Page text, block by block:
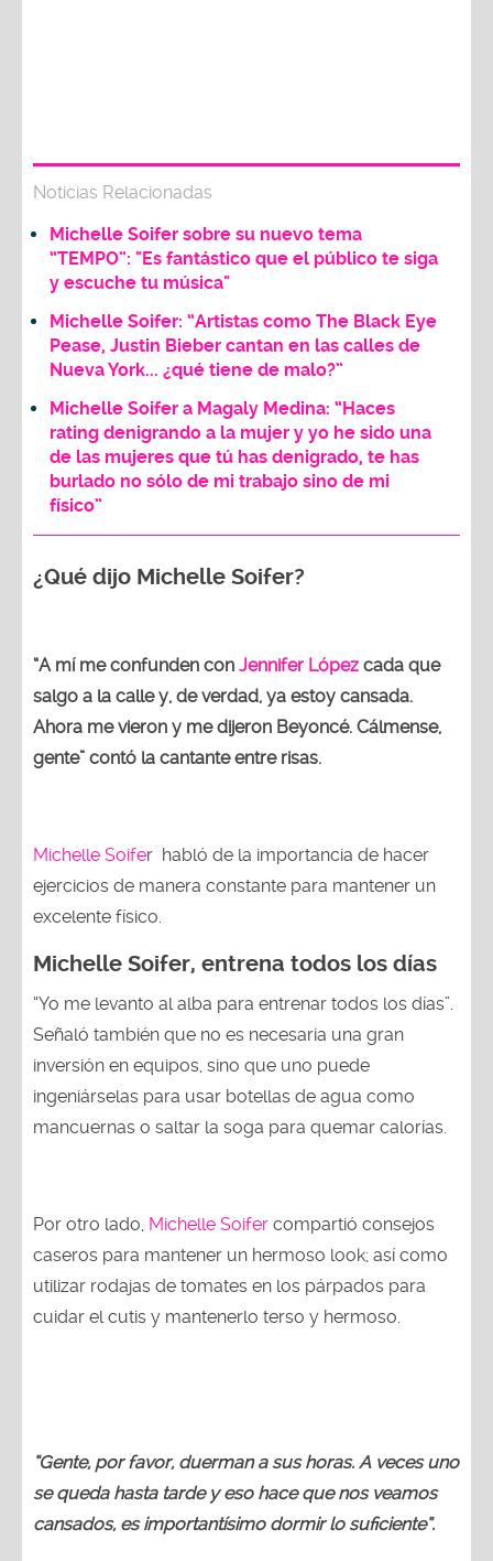
Noticias Relacionadas
Michelle Soifer sobre su nuevo tema
“TEMPO”: "Es fantástico que el público te siga
y escuche tu música"
Michelle Soifer: “Artistas como The Black Eye
Pease, Justin Bieber cantan en las calles de
Nueva York... ¿qué tiene de malo?”
Michelle Soifer a Magaly Medina: “Haces
rating denigrando a la mujer y yo he sido una
de las mujeres que tú has denigrado, te has
burlado no sólo de mi trabajo sino de mi
físico”
¿Qué dijo Michelle Soifer?
“A mí me confunden con Jennifer López cada que
salgo a la calle y, de verdad, ya estoy cansada.
Ahora me vieron y me dijeron Beyoncé. Cálmense,
gente” contó la cantante entre risas.
Michelle Soifer habló de la importancia de hacer
ejercicios de manera constante para mantener un
excelente físico.
Michelle Soifer, entrena todos los días
“Yo me levanto al alba para entrenar todos los días”.
Señaló también que no es necesaria una gran
inversión en equipos, sino que uno puede
ingeniárselas para usar botellas de agua como
mancuernas o saltar la soga para quemar calorías.
Por otro lado, Michelle Soifer compartió consejos
caseros para mantener un hermoso look; así como
utilizar rodajas de tomates en los párpados para
cuidar el cutis y mantenerlo terso y hermoso.
“Gente, por favor, duerman a sus horas. A veces uno
se queda hasta tarde y eso hace que nos veamos
cansados, es importantísimo dormir lo suficiente”.